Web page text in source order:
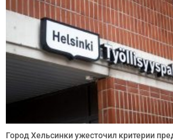
Город Хельсинки ужесточил критерии